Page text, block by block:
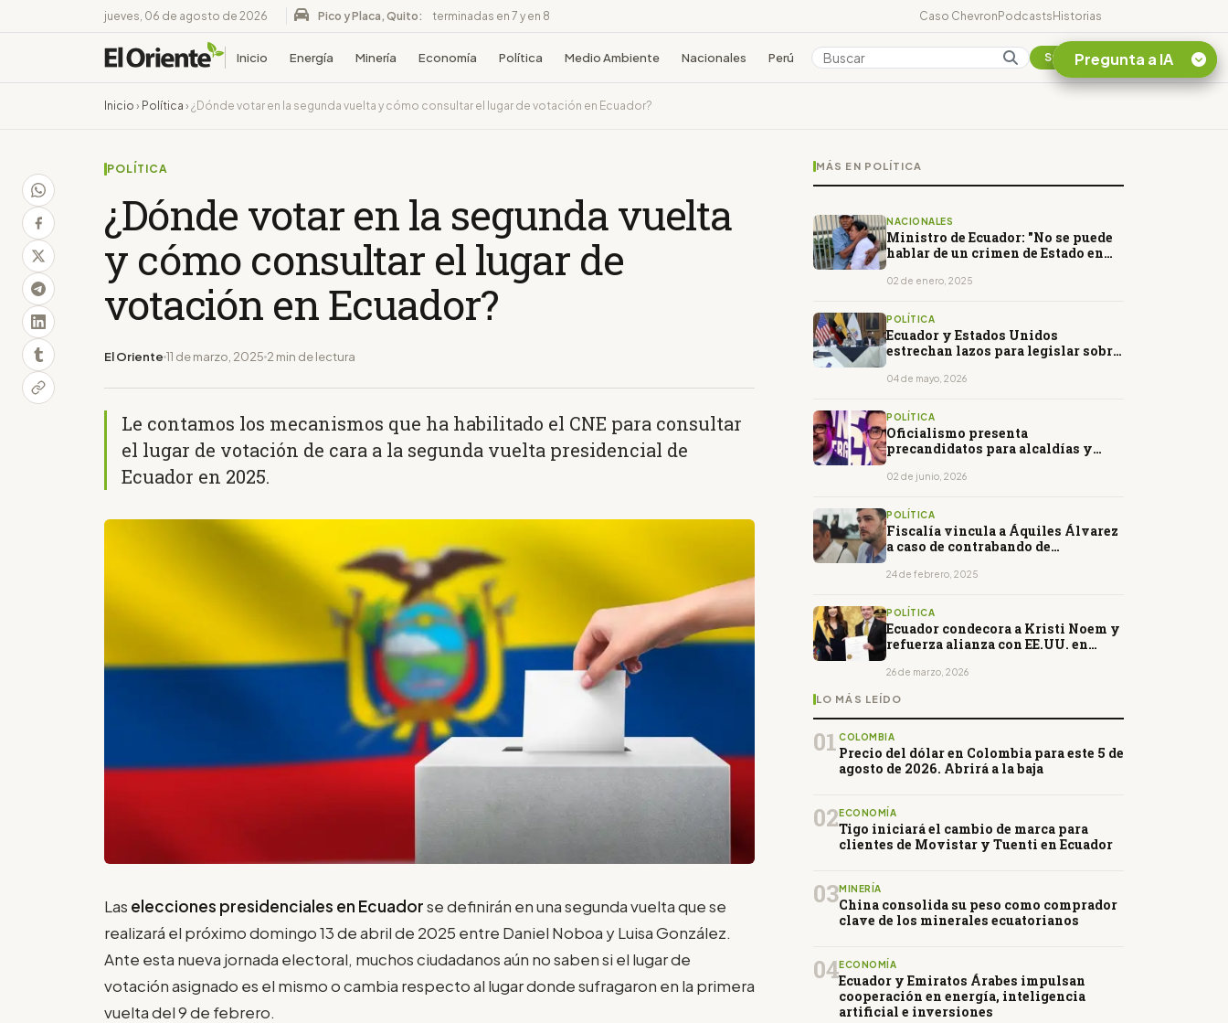
jueves, 06 de agosto de 2026 Pico y Placa, Quito: terminadas en 7 y en 8 Caso ChevronPodcastsHistorias
Inicio Energía Minería Economía Política Medio Ambiente Nacionales Perú Colombia Suscribirse
Inicio › Política › ¿Dónde votar en la segunda vuelta y cómo consultar el lugar de votación en Ecuador?
POLÍTICA
¿Dónde votar en la segunda vuelta
y cómo consultar el lugar de
votación en Ecuador?
El Oriente 11 de marzo, 2025 2 min de lectura
Le contamos los mecanismos que ha habilitado el CNE para consultar
el lugar de votación de cara a la segunda vuelta presidencial de
Ecuador en 2025.
Las elecciones presidenciales en Ecuadorse definirán en una segunda vuelta que se
realizará el próximo domingo 13 de abril de 2025 entre Daniel Noboa y Luisa González.
Ante esta nueva jornada electoral, muchos ciudadanos aún no saben si el lugar de
votación asignado es el mismo o cambia respecto al lugar donde sufragaron en la primera
vuelta del 9 de febrero.
MÁS EN POLÍTICA
NACIONALES
Ministro de Ecuador: "No se puede
hablar de un crimen de Estado en
02 de enero, 2025
POLÍTICA
Ecuador y Estados Unidos
estrechan lazos para legislar sobre
04 de mayo, 2026
POLÍTICA
Oficialismo presenta
precandidatos para alcaldías y
02 de junio, 2026
POLÍTICA
Fiscalía vincula a Áquiles Álvarez
a caso de contrabando de
24 de febrero, 2025
POLÍTICA
Ecuador condecora a Kristi Noem y
refuerza alianza con EE.UU. en
26 de marzo, 2026
LO MÁS LEÍDO
01 COLOMBIA
Precio del dólar en Colombia para este 5 de
agosto de 2026. Abrirá a la baja
02 ECONOMÍA
Tigo iniciará el cambio de marca para
clientes de Movistar y Tuenti en Ecuador
03MINERÍA
China consolida su peso como comprador
clave de los minerales ecuatorianos
04ECONOMÍA
Ecuador y Emiratos Árabes impulsan
cooperación en energía, inteligencia
artificial e inversiones
Pregunta a IA
¿En que consiste la